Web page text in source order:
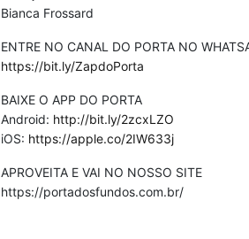
Bianca Frossard
ENTRE NO CANAL DO PORTA NO
https://bit.ly/ZapdoPorta
BAIXE O APP DO PORTA
Android: http://bit.ly/2zcxLZO
iOS: https://apple.co/2IW633j
APROVEITA E VAI NO NOSSO SITE
⁠https://portadosfundos.com.br/